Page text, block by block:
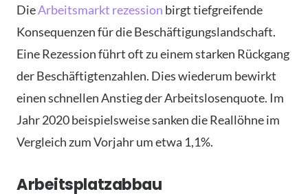
DieArbeitsmarkt rezession birgt tiefgreifende
Konsequenzen für die Beschäftigungslandschaft.
Eine Rezession führt oft zu einem starken Rückgang
der Beschäftigtenzahlen. Dies wiederum bewirkt
einen schnellen Anstieg der Arbeitslosenquote. Im
Jahr 2020 beispielsweise sanken die Reallöhne im
Vergleich zum Vorjahr um etwa 1,1%.
Arbeitsplatzabbau